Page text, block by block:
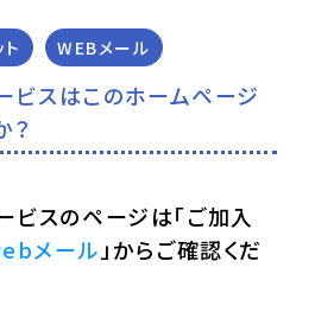
WEBメール
ビスはこのホームページ
？
ビスのページは「ご加入
メール 」からご確認くだ